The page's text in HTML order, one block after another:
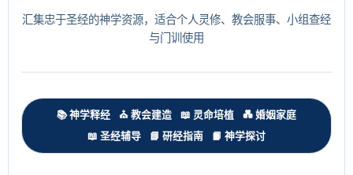
汇集忠于圣经的神学资源，适合个人灵修、教会服事、小组查经
与门训使用
📚 神学释经 ⛪ 教会建造 📖 灵命培植
💑 婚姻家庭
📖 圣经辅导
📘 研经指南 📙 神学探讨